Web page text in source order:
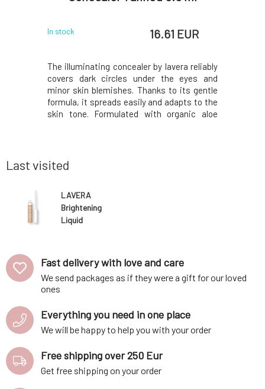
In stock 16.61 EUR
The illuminating concealer by lavera reliably
covers dark circles under the eyes and
minor skin blemishes. Thanks to its gentle
formula, it spreads easily and adapts to the
skin tone. Formulated with organic aloe
Last visited
LAVERA
Brightening
Liquid
Fast delivery with love and care
We send packages as if they were a gift for our loved
ones
Everything you need in one place
We will be happy to help you with your order
Free shipping over 250 Eur
Get free shipping on your order